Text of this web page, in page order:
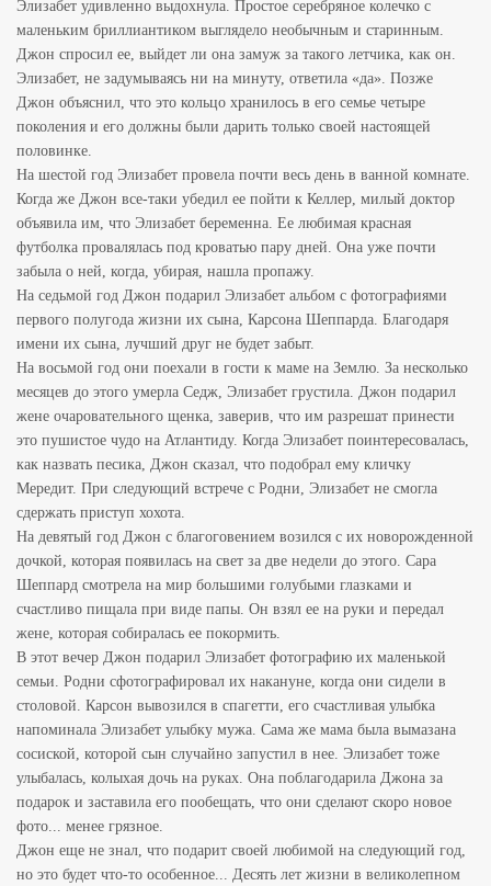
Элизабет удивленно выдохнула. Простое серебряное колечко с
маленьким бриллиантиком выглядело необычным и старинным.
Джон спросил ее, выйдет ли она замуж за такого летчика, как он.
Элизабет, не задумываясь ни на минуту, ответила «да». Позже
Джон объяснил, что это кольцо хранилось в его семье четыре
поколения и его должны были дарить только своей настоящей
половинке.
На шестой год Элизабет провела почти весь день в ванной комнате.
Когда же Джон все-таки убедил ее пойти к Келлер, милый доктор
объявила им, что Элизабет беременна. Ее любимая красная
футболка провалялась под кроватью пару дней. Она уже почти
забыла о ней, когда, убирая, нашла пропажу.
На седьмой год Джон подарил Элизабет альбом с фотографиями
первого полугода жизни их сына, Карсона Шеппарда. Благодаря
имени их сына, лучший друг не будет забыт.
На восьмой год они поехали в гости к маме на Землю. За несколько
месяцев до этого умерла Седж, Элизабет грустила. Джон подарил
жене очаровательного щенка, заверив, что им разрешат принести
это пушистое чудо на Атлантиду. Когда Элизабет поинтересовалась,
как назвать песика, Джон сказал, что подобрал ему кличку
Мередит. При следующий встрече с Родни, Элизабет не смогла
сдержать приступ хохота.
На девятый год Джон с благоговением возился с их новорожденной
дочкой, которая появилась на свет за две недели до этого. Сара
Шеппард смотрела на мир большими голубыми глазками и
счастливо пищала при виде папы. Он взял ее на руки и передал
жене, которая собиралась ее покормить.
В этот вечер Джон подарил Элизабет фотографию их маленькой
семьи. Родни сфотографировал их накануне, когда они сидели в
столовой. Карсон вывозился в спагетти, его счастливая улыбка
напоминала Элизабет улыбку мужа. Сама же мама была вымазана
сосиской, которой сын случайно запустил в нее. Элизабет тоже
улыбалась, колыхая дочь на руках. Она поблагодарила Джона за
подарок и заставила его пообещать, что они сделают скоро новое
фото... менее грязное.
Джон еще не знал, что подарит своей любимой на следующий год,
но это будет что-то особенное... Десять лет жизни в великолепном